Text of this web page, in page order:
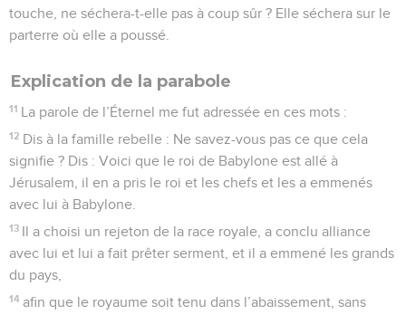
touche, ne séchera-t-elle pas à coup sûr ? Elle séchera sur le
parterre où elle a poussé.
Explication de la parabole
11 La parole de l’Éternel me fut adressée en ces mots :
12 Dis à la famille rebelle : Ne savez-vous pas ce que cela
signifie ? Dis : Voici que le roi de Babylone est allé à
Jérusalem, il en a pris le roi et les chefs et les a emmenés
avec lui à Babylone.
13 Il a choisi un rejeton de la race royale, a conclu alliance
avec lui et lui a fait prêter serment, et il a emmené les grands
du pays,
14 afin que le royaume soit tenu dans l’abaissement, sans